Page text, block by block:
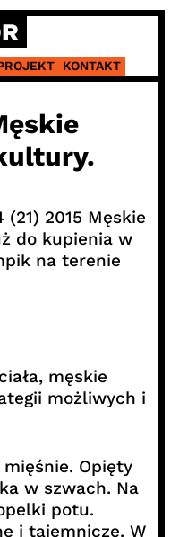
KONTAKT
2015 Męskie
do kupienia w
na terenie
męskie
możliwych i
Opięty
w szwach. Na
potu.
i tajemnicze. W